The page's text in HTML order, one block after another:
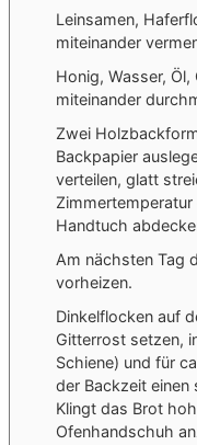
Leinsamen,
miteinander
Honig, Wasser,
miteinander
Zwei
Backpapier
verteilen, glatt
Zimmertemperatur
Handtuch
Am nächsten Tag
vorheizen.
Dinkelflocken auf
Gitterrost setzen,
Schiene) und für
der Backzeit
Klingt das Brot
Ofenhandschuh